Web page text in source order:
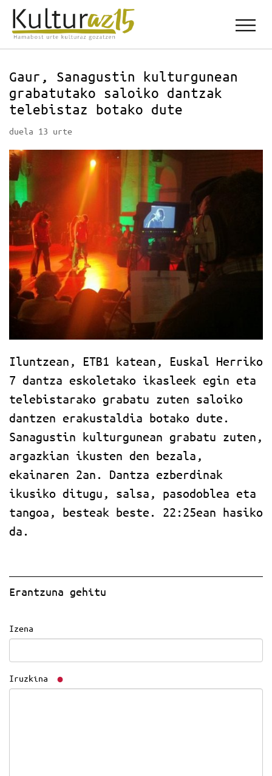
Gaur, Sanagustin kulturgunean
grabatutako saloiko dantzak
telebistaz botako dute
duela 13 urte
Iluntzean, ETB1 katean, Euskal Herriko
7 dantza eskoletako ikasleek egin eta
telebistarako grabatu zuten saloiko
dantzen erakustaldia botako dute.
Sanagustin kulturgunean grabatu zuten,
argazkian ikusten den bezala,
ekainaren 2an. Dantza ezberdinak
ikusiko ditugu, salsa, pasodoblea eta
tangoa, besteak beste. 22:25ean hasiko
da.
Erantzuna gehitu
Izena
Iruzkina